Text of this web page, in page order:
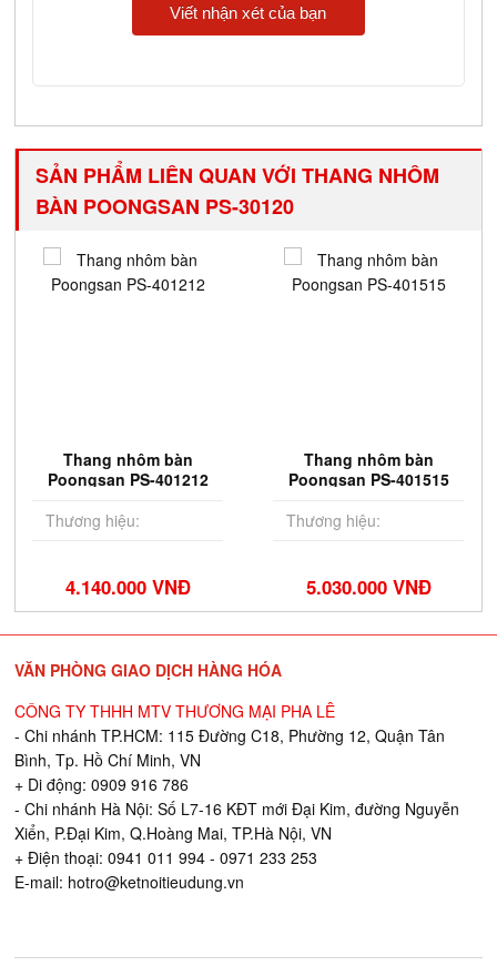
Viết nhận xét của bạn
SẢN PHẨM LIÊN QUAN VỚI THANG NHÔM
BÀN POONGSAN PS-30120
Thang nhôm bàn
Poongsan PS-401212
Thương hiệu:
4.140.000 VNĐ
Thang nhôm bàn
Poongsan PS-401515
Thương hiệu:
5.030.000 VNĐ
VĂN PHÒNG GIAO DỊCH HÀNG HÓA
CÔNG TY THHH MTV THƯƠNG MẠI PHA LÊ
- Chi nhánh TP.HCM: 115 Đường C18, Phường 12, Quận Tân
Bình, Tp. Hồ Chí Minh, VN
+ Di động: 0909 916 786
- Chi nhánh Hà Nội: Số L7-16 KĐT mới Đại Kim, đường Nguyễn
Xiển, P.Đại Kim, Q.Hoàng Mai, TP.Hà Nội, VN
+ Điện thoại: 0941 011 994 - 0971 233 253
E-mail: hotro@ketnoitieudung.vn